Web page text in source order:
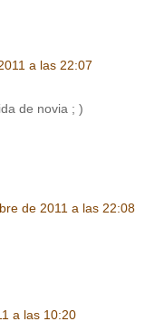
a las 22:07
de novia ; )
de 2011 a las 22:08
a las 10:20